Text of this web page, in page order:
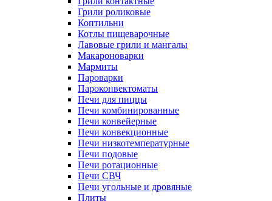
Грили роликовые
Коптильни
Котлы пищеварочные
Лавовые грили и мангалы
Макароноварки
Мармиты
Пароварки
Пароконвектоматы
Печи для пиццы
Печи комбинированные
Печи конвейерные
Печи конвекционные
Печи низкотемпературные
Печи подовые
Печи ротационные
Печи СВЧ
Печи угольные и дровяные
Плиты